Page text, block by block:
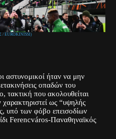
/ EUROKINISSI)
αστυνομικοί ήταν να μην
οπαδών του
τακτική που ακολουθείται
ως “υψηλής
υπό των φόβο επεισοδίων
Ferencváros-Παναθηναϊκός